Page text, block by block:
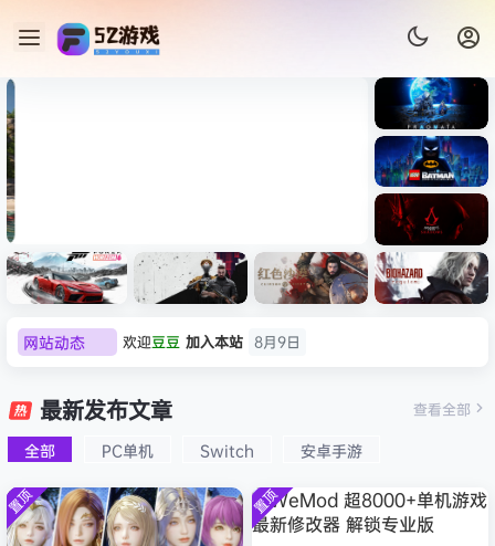
Light ）免安装中文版
《识质存
在/PRAG
MATA》
免安装中
文版
《乐高蝙
蝠侠：黑
暗骑士之
Dark
Creed
拟机
速：地平
线
6（Forza
Horizon
6）免安装
中文版
心/Atomi
c
Heart》
文版
n Desert
HYPERVI
SOR）免
安装中文
版
9：安魂
Requiem
）免安装
中文版
网站动态 欢迎豆豆 加入本站 8月9日
欢迎 沉*****松
欢迎兔****
欢迎q********6 加入本站
8月8日
欢迎大**颠 加入本站 8月8日
欢迎我*的 加入本站
8月8日
最新发布文章
全部 PC单机 Switch 安卓手游
查看全部
置顶 置顶